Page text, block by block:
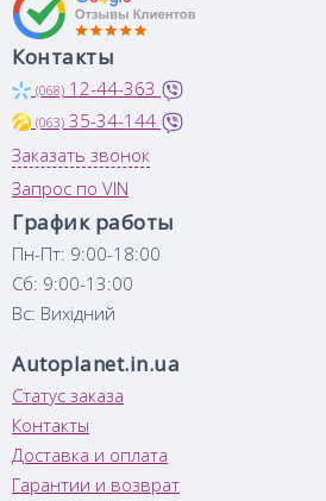
Контакты
(068) 12-44-363
(063) 35-34-144
Заказать звонок
Запрос по VIN
График работы
Пн-Пт: 9:00-18:00
Сб: 9:00-13:00
Вс: Вихідний
Autoplanet.in.ua
Статус заказа
Контакты
Доставка и оплата
Гарантии и возврат